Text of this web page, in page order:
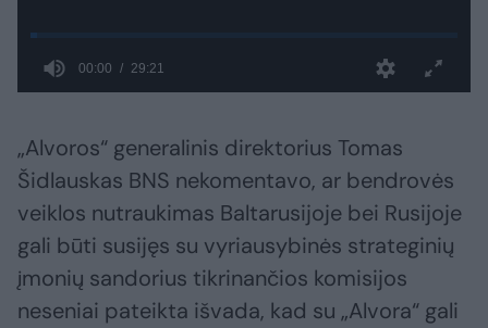
„Alvoros“ generalinis direktorius Tomas
Šidlauskas BNS nekomentavo, ar bendrovės
veiklos nutraukimas Baltarusijoje bei Rusijoje
gali būti susijęs su vyriausybinės strateginių
įmonių sandorius tikrinančios komisijos
neseniai pateikta išvada, kad su „Alvora“ gali